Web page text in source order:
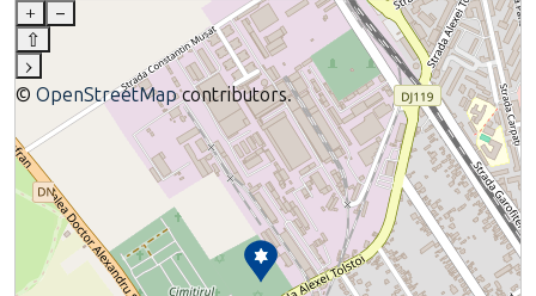
+
–
⇧
›
© OpenStreetMapcontributors.